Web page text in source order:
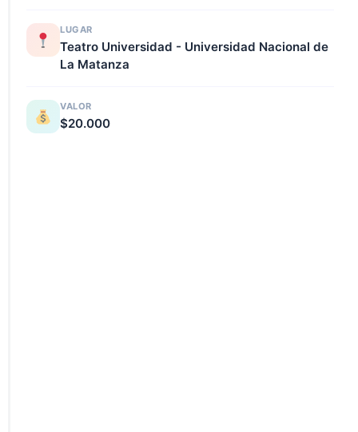
LUGAR
Teatro Universidad - Universidad Nacional de
La Matanza
VALOR
$20.000